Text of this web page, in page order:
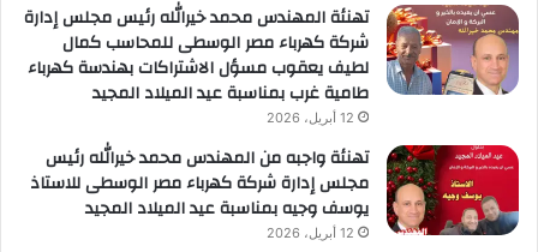
تهنئة المهندس محمد خيرالله رئيس مجلس إدارة
شركة كهرباء مصر الوسطى للمحاسب كمال
لطيف يعقوب مسؤل الاشتراكات بهندسة كهرباء
طامية غرب بمناسبة عيد الميلاد المجيد
12 أبريل، 2026
تهنئة واجبه من المهندس محمد خيرالله رئيس
مجلس إدارة شركة كهرباء مصر الوسطى للاستاذ
يوسف وجيه بمناسبة عيد الميلاد المجيد
12 أبريل، 2026